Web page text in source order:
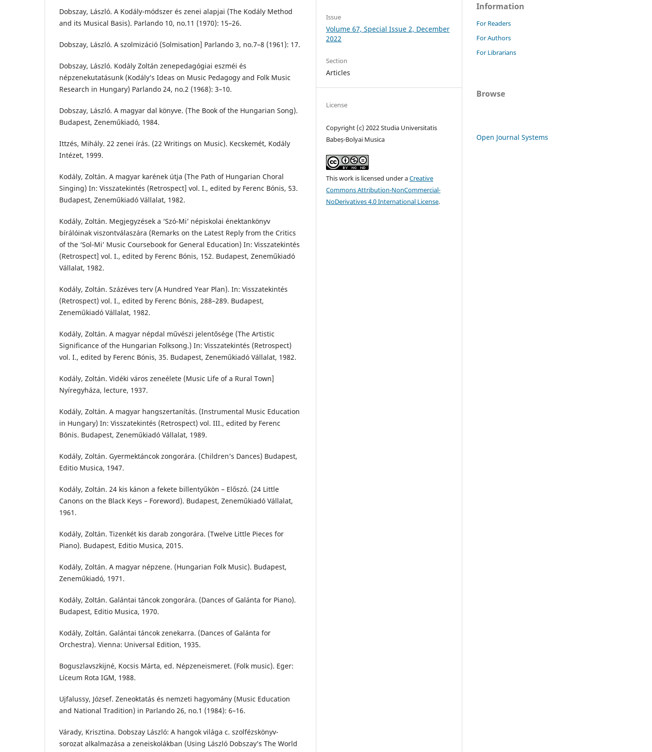
Dobszay, László. A Kodály-módszer és zenei alapjai (The Kodály Method
and its Musical Basis). Parlando 10, no.11 (1970): 15–26.
Dobszay, László. A szolmizáció (Solmisation] Parlando 3, no.7–8 (1961): 17.
Dobszay, László. Kodály Zoltán zenepedagógiai eszméi és
népzenekutatásunk (Kodály’s Ideas on Music Pedagogy and Folk Music
Research in Hungary) Parlando 24, no.2 (1968): 3–10.
Dobszay, László. A magyar dal könyve. (The Book of the Hungarian Song).
Budapest, Zeneműkiadó, 1984.
Ittzés, Mihály. 22 zenei írás. (22 Writings on Music). Kecskemét, Kodály
Intézet, 1999.
Kodály, Zoltán. A magyar karének útja (The Path of Hungarian Choral
Singing) In: Visszatekintés (Retrospect] vol. I., edited by Ferenc Bónis, 53.
Budapest, Zeneműkiadó Vállalat, 1982.
Kodály, Zoltán. Megjegyzések a ‘Szó-Mi’ népiskolai énektankönyv
bírálóinak viszontválaszára (Remarks on the Latest Reply from the Critics
of the ‘Sol-Mi’ Music Coursebook for General Education) In: Visszatekintés
(Retrospect] vol. I., edited by Ferenc Bónis, 152. Budapest, Zeneműkiadó
Vállalat, 1982.
Kodály, Zoltán. Százéves terv (A Hundred Year Plan). In: Visszatekintés
(Retrospect) vol. I., edited by Ferenc Bónis, 288–289. Budapest,
Zeneműkiadó Vállalat, 1982.
Kodály, Zoltán. A magyar népdal művészi jelentősége (The Artistic
Significance of the Hungarian Folksong.) In: Visszatekintés (Retrospect)
vol. I., edited by Ferenc Bónis, 35. Budapest, Zeneműkiadó Vállalat, 1982.
Kodály, Zoltán. Vidéki város zeneélete (Music Life of a Rural Town]
Nyíregyháza, lecture, 1937.
Kodály, Zoltán. A magyar hangszertanítás. (Instrumental Music Education
in Hungary) In: Visszatekintés (Retrospect) vol. III., edited by Ferenc
Bónis. Budapest, Zeneműkiadó Vállalat, 1989.
Kodály, Zoltán. Gyermektáncok zongorára. (Children’s Dances) Budapest,
Editio Musica, 1947.
Kodály, Zoltán. 24 kis kánon a fekete billentyűkön – Előszó. (24 Little
Canons on the Black Keys – Foreword). Budapest, Zeneműkiadó Vállalat,
1961.
Kodály, Zoltán. Tizenkét kis darab zongorára. (Twelve Little Pieces for
Piano). Budapest, Editio Musica, 2015.
Kodály, Zoltán. A magyar népzene. (Hungarian Folk Music). Budapest,
Zeneműkiadó, 1971.
Kodály, Zoltán. Galántai táncok zongorára. (Dances of Galánta for Piano).
Budapest, Editio Musica, 1970.
Kodály, Zoltán. Galántai táncok zenekarra. (Dances of Galánta for
Orchestra). Vienna: Universal Edition, 1935.
Boguszlavszkijné, Kocsis Márta, ed. Népzeneismeret. (Folk music). Eger:
Líceum Rota IGM, 1988.
Ujfalussy, József. Zeneoktatás és nemzeti hagyomány (Music Education
and National Tradition) in Parlando 26, no.1 (1984): 6–16.
Várady, Krisztina. Dobszay László: A hangok világa c. szolfézskönyv-
sorozat alkalmazása a zeneiskolákban (Using László Dobszay’s The World
Issue
Volume 67, Special Issue 2, December
2022
Section
Articles
License
Copyright (c) 2022 Studia Universitatis
Babeș-Bolyai Musica
This work is licensed under aCreative
Commons Attribution-NonCommercial-
NoDerivatives 4.0 International License.
Information
For Readers
For Authors
For Librarians
Browse
Open Journal Systems